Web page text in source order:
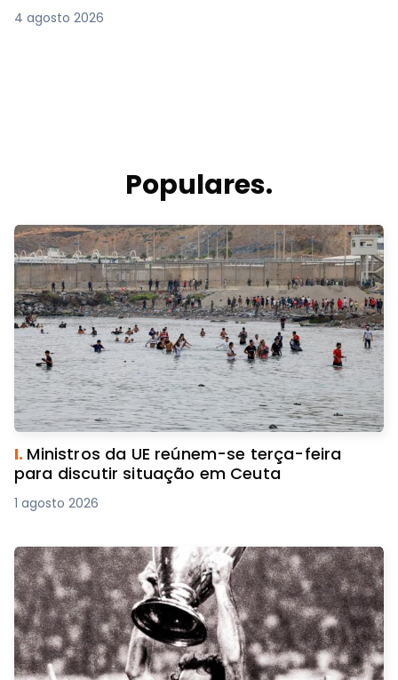
4 agosto 2026
Populares.
I. Ministros da UE reúnem-se terça-feira
para discutir situação em Ceuta
1 agosto 2026